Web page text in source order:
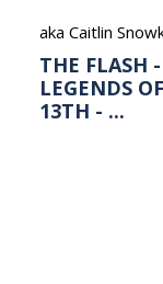
aka Caitlin
THE FLASH
LEGENDS
13TH - ...